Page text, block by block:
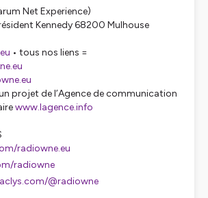
Net Experience)
Kennedy 68200 Mulhouse
• tous nos liens =
projet de l’Agence de communication
www.lagence.info
radiowne.eu
radiowne
@radiowne